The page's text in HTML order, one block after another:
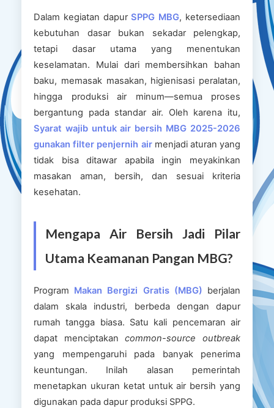
Dalam kegiatan dapurSPPG MBG, ketersediaan
kebutuhan dasar bukan sekadar pelengkap,
tetapi dasar utama yang menentukan
keselamatan. Mulai dari membersihkan bahan
baku, memasak masakan, higienisasi peralatan,
hingga produksi air minum—semua proses
bergantung pada standar air. Oleh karena itu,
Syarat wajib untuk air bersih MBG 2025-2026
gunakan filter penjernih airmenjadi aturan yang
tidak bisa ditawar apabila ingin meyakinkan
masakan aman, bersih, dan sesuai kriteria
kesehatan.
Mengapa Air Bersih Jadi Pilar
Utama Keamanan Pangan MBG?
Program Makan Bergizi Gratis (MBG) berjalan
dalam skala industri, berbeda dengan dapur
rumah tangga biasa. Satu kali pencemaran air
dapat menciptakancommon-source outbreak
yang mempengaruhi pada banyak penerima
keuntungan. Inilah alasan pemerintah
menetapkan ukuran ketat untuk air bersih yang
digunakan pada dapur produksi SPPG.